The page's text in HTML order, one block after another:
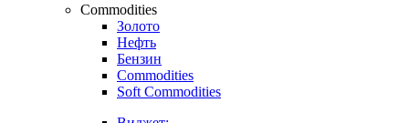
Commodities
Золото
Нефть
Бензин
Commodities
Soft Commodities